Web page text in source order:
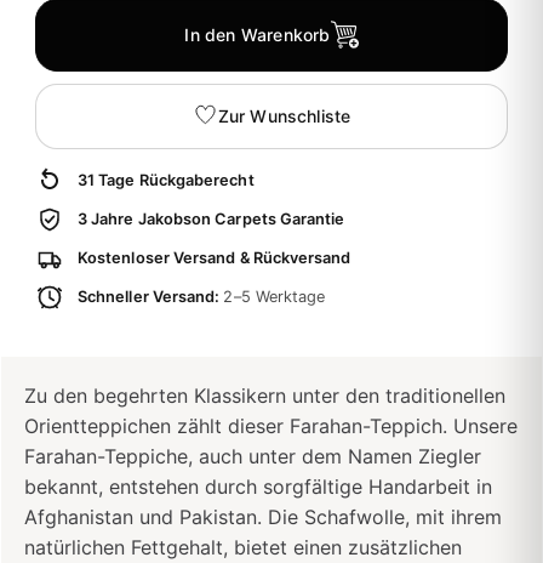
In den Warenkorb
Zur Wunschliste
31 Tage Rückgaberecht
3 Jahre Jakobson Carpets Garantie
Kostenloser Versand & Rückversand
Schneller Versand: 2–5 Werktage
Zu den begehrten Klassikern unter den traditionellen
Orientteppichen zählt dieser Farahan-Teppich. Unsere
Farahan-Teppiche, auch unter dem Namen Ziegler
bekannt, entstehen durch sorgfältige Handarbeit in
Afghanistan und Pakistan. Die Schafwolle, mit ihrem
natürlichen Fettgehalt, bietet einen zusätzlichen